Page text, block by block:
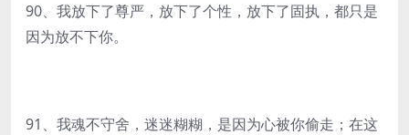
90、我放下了尊严，放下了个性，放下了固执，都只是
因为放不下你。
91、我魂不守舍，迷迷糊糊，是因为心被你偷走；在这